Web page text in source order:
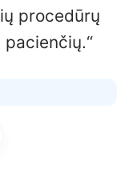
procedūrų